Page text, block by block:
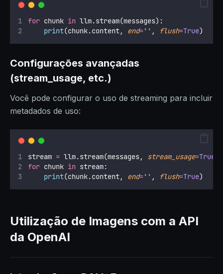
for chunk in llm.stream(messages):
print(chunk.content, end='' , flush=True)
Configurações avançadas
(stream_usage, etc.)
Você pode configurar o uso de streaming para incluir
metadados de uso:
stream = llm.stream(messages, stream_usage=True
for chunk in stream:
print(chunk.content, end='' , flush=True)
Utilização de Imagens com a API
da OpenAI